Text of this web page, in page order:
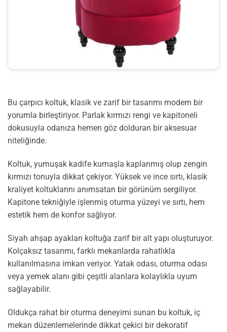
Bu çarpıcı koltuk, klasik ve zarif bir tasarımı modern bir
yorumla birleştiriyor. Parlak kırmızı rengi ve kapitoneli
dokusuyla odanıza hemen göz dolduran bir aksesuar
niteliğinde.
Koltuk, yumuşak kadife kumaşla kaplanmış olup zengin
kırmızı tonuyla dikkat çekiyor. Yüksek ve ince sırtı, klasik
kraliyet koltuklarını anımsatan bir görünüm sergiliyor.
Kapitone tekniğiyle işlenmiş oturma yüzeyi ve sırtı, hem
estetik hem de konfor sağlıyor.
Siyah ahşap ayakları koltuğa zarif bir alt yapı oluşturuyor.
Kolçaksız tasarımı, farklı mekanlarda rahatlıkla
kullanılmasına imkan veriyor. Yatak odası, oturma odası
veya yemek alanı gibi çeşitli alanlara kolaylıkla uyum
sağlayabilir.
Oldukça rahat bir oturma deneyimi sunan bu koltuk, iç
mekan düzenlemelerinde dikkat çekici bir dekoratif